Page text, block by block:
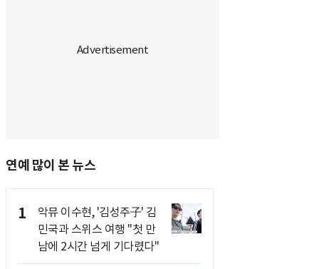
연예 많이 본 뉴스
1
악뮤 이수현, '김성주子' 김
민국과 스위스 여행 "첫 만
남에 2시간 넘게 기다렸다"